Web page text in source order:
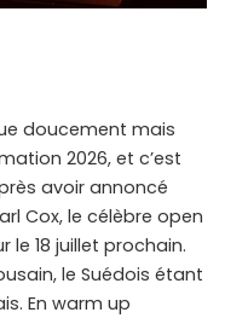
doucement mais
2026, et c’est
avoir annoncé
Cox, le célèbre open
le 18 juillet prochain.
le Suédois étant
En warm up